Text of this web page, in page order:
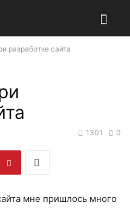
разработке сайта
0
1301
мне пришлось много